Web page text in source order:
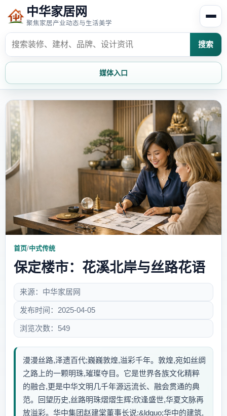
中华家居网
聚焦家居产业动态与生活美学
搜索
媒体入口
家居资讯
家居欣赏
装修设计
家居文化
家装攻略 创意家居
首页/中式传统
保定楼市：花溪北岸与丝路花语
来源：中华家居网
发布时间：2025-04-05
浏览次数：549
漫漫丝路,泽遗百代;巍巍敦煌,溢彩千年。敦煌,宛如丝绸
之路上的一颗明珠,璀璨夺目。它是世界各族文化精粹
的融合,更是中华文明几千年源远流长、融会贯通的典
范。回望历史,丝路明珠熠熠生辉;欣逢盛世,华夏文脉再
放溢彩。华中集团赵建棠董事长说:&ldquo;华中的建筑,